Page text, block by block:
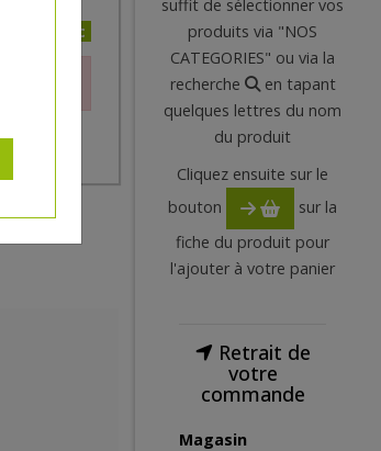
3.61€/pc
suffit de sélectionner vos
produits via "NOS
CATEGORIES" ou via la
recherche
en tapant
quelques lettres du nom
du produit
Cliquez ensuite sur le
bouton
sur la
fiche du produit pour
l'ajouter à votre panier
Retrait de
votre
commande
Magasin